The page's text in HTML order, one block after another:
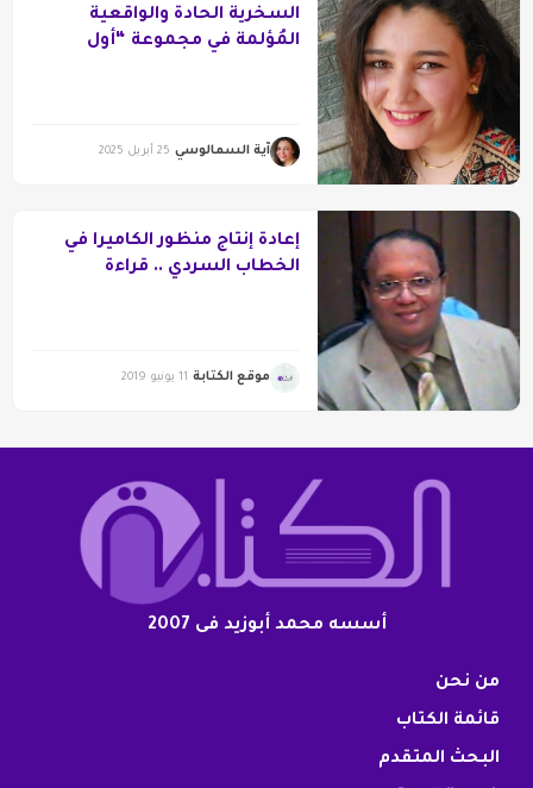
السخرية الحادة والواقعية
المُؤلمة في مجموعة “أول
آية السمالوسي 25 أبريل 2025
إعادة إنتاج منظور الكاميرا في
الخطاب السردي .. قراءة
موقع الكتابة 11 يونيو 2019
أسسه محمد أبوزيد فى 2007
من نحن
قائمة الكتاب
البحث المتقدم